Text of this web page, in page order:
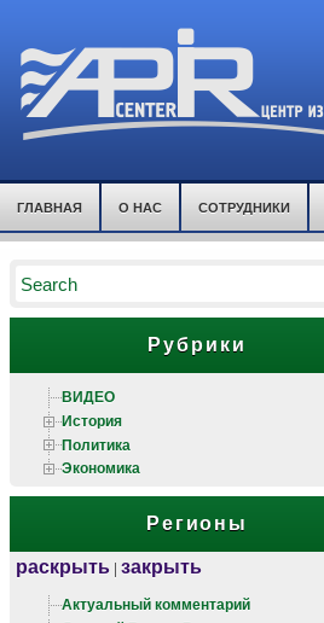
ГЛАВНАЯ О НАС СОТРУДНИКИ
Рубрики
ВИДЕО
История
Политика
Экономика
Регионы
раскрыть | закрыть
Актуальный комментарий